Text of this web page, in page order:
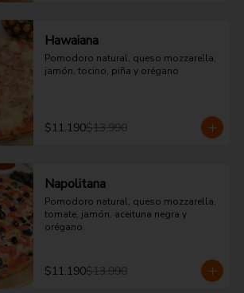
Hawaiana
Pomodoro natural, queso mozzarella,
jamón, tocino, piña y orégano
$11.190$13.990
Napolitana
Pomodoro natural, queso mozzarella,
tomate, jamón, aceituna negra y
orégano.
$11.190$13.990